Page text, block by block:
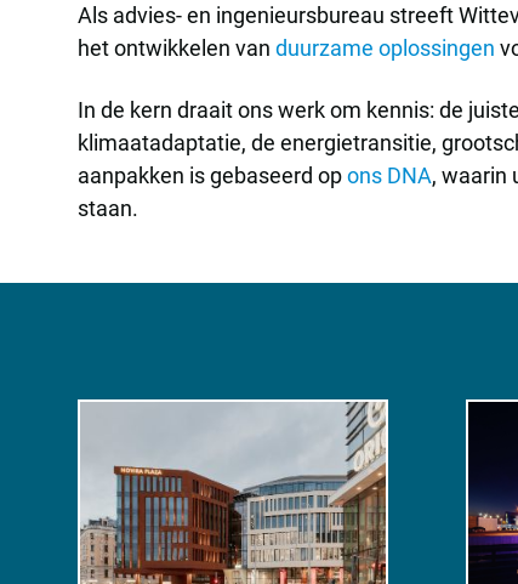
Als advies- en ingenieursbureau streeft
het ontwikkelen van duurzame oplossingen
In de kern draait ons werk om kennis: de
klimaatadaptatie, de energietransitie,
aanpakken is gebaseerd opons DNA, waarin
staan.